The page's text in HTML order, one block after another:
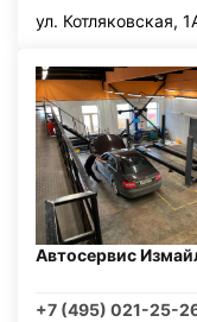
ул. Котляковская,
Автосервис
+7 (495) 021-25-